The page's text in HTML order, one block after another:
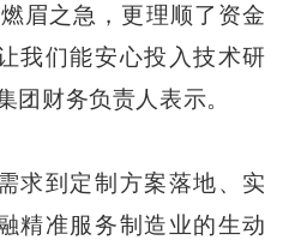
眉之急，更理顺了资金
我们能安心投入技术研
团财务负责人表示。
到定制方案落地、实
精准服务制造业的生动